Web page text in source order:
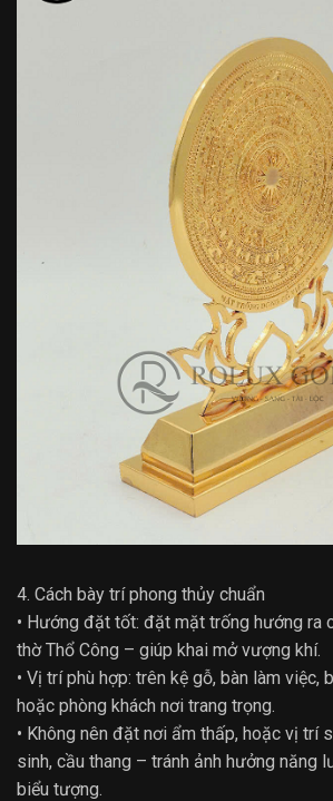
4. Cách bày trí phong thủy chuẩn
• Hướng đặt tốt: đặt mặt trống hướng ra
thờ Thổ Công – giúp khai mở vượng khí.
• Vị trí phù hợp: trên kệ gỗ, bàn làm việc,
hoặc phòng khách nơi trang trọng.
• Không nên đặt nơi ẩm thấp, hoặc vị trí
sinh, cầu thang – tránh ảnh hưởng năng
biểu tượng.